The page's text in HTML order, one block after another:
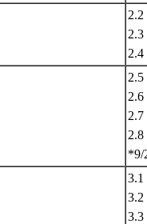
2.7
2.8
*9/
3.1
3.2
3.3